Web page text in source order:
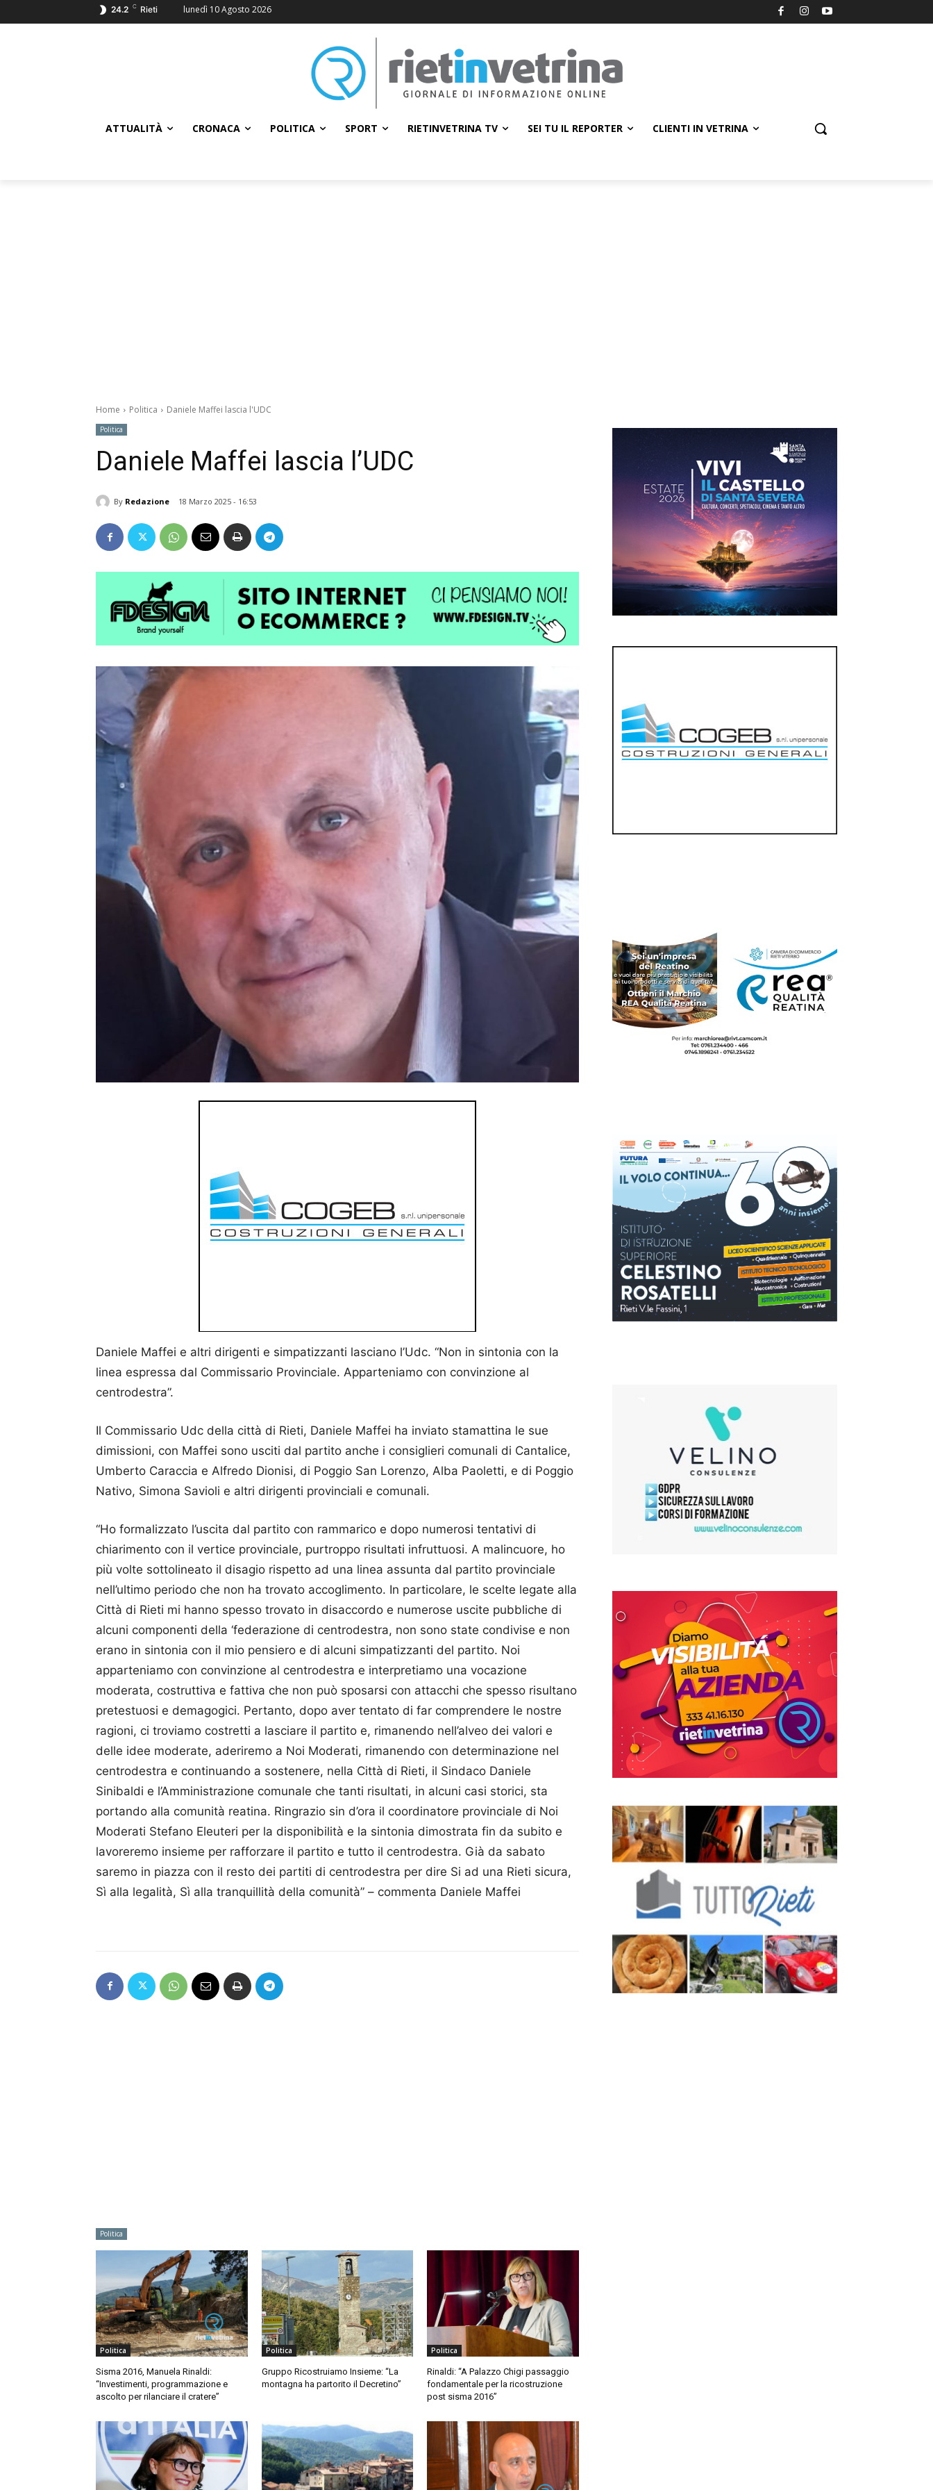
24.2 C Rieti lunedì 10 Agosto 2026
ATTUALITÀ CRONACA POLITICA SPORT RIETINVETRINA TV SEI TU IL REPORTER CLIENTI IN VETRINA
Home Politica Daniele Maffei lascia l'UDC
Politica
Daniele Maffei lascia l’UDC
By Redazione 18 Marzo 2025 - 16:53
Daniele Maffei e altri dirigenti e simpatizzanti lasciano l’Udc. “Non in sintonia con la
linea espressa dal Commissario Provinciale. Apparteniamo con convinzione al
centrodestra”.
Il Commissario Udc della città di Rieti, Daniele Maffei ha inviato stamattina le sue
dimissioni, con Maffei sono usciti dal partito anche i consiglieri comunali di Cantalice,
Umberto Caraccia e Alfredo Dionisi, di Poggio San Lorenzo, Alba Paoletti, e di Poggio
Nativo, Simona Savioli e altri dirigenti provinciali e comunali.
“Ho formalizzato l’uscita dal partito con rammarico e dopo numerosi tentativi di
chiarimento con il vertice provinciale, purtroppo risultati infruttuosi. A malincuore, ho
più volte sottolineato il disagio rispetto ad una linea assunta dal partito provinciale
nell’ultimo periodo che non ha trovato accoglimento. In particolare, le scelte legate alla
Città di Rieti mi hanno spesso trovato in disaccordo e numerose uscite pubbliche di
alcuni componenti della ‘federazione di centrodestra, non sono state condivise e non
erano in sintonia con il mio pensiero e di alcuni simpatizzanti del partito. Noi
apparteniamo con convinzione al centrodestra e interpretiamo una vocazione
moderata, costruttiva e fattiva che non può sposarsi con attacchi che spesso risultano
pretestuosi e demagogici. Pertanto, dopo aver tentato di far comprendere le nostre
ragioni, ci troviamo costretti a lasciare il partito e, rimanendo nell’alveo dei valori e
delle idee moderate, aderiremo a Noi Moderati, rimanendo con determinazione nel
centrodestra e continuando a sostenere, nella Città di Rieti, il Sindaco Daniele
Sinibaldi e l’Amministrazione comunale che tanti risultati, in alcuni casi storici, sta
portando alla comunità reatina. Ringrazio sin d’ora il coordinatore provinciale di Noi
Moderati Stefano Eleuteri per la disponibilità e la sintonia dimostrata fin da subito e
lavoreremo insieme per rafforzare il partito e tutto il centrodestra. Già da sabato
saremo in piazza con il resto dei partiti di centrodestra per dire Si ad una Rieti sicura,
Sì alla legalità, Sì alla tranquillità della comunità” – commenta Daniele Maffei
Politica
Politica
Sisma 2016, Manuela Rinaldi:
“Investimenti, programmazione e
ascolto per rilanciare il cratere”
Politica
Gruppo Ricostruiamo Insieme: “La
montagna ha partorito il Decretino”
Politica
Rinaldi: “A Palazzo Chigi passaggio
fondamentale per la ricostruzione
post sisma 2016”